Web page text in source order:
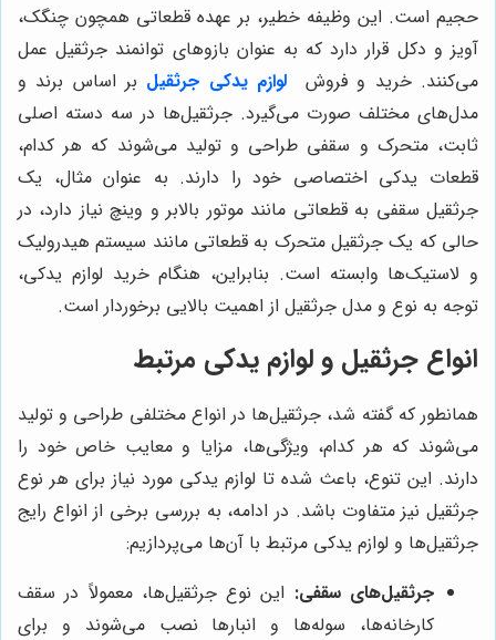
حجیم است. این وظیفه خطیر، بر عهده قطعاتی همچون چنگک،
آویز و دکل قرار دارد که به عنوان بازوهای توانمند جرثقیل عمل
می‌کنند. خرید و فروش
لوازم یدکی جرثقیل بر اساس برند و
مدل‌های مختلف صورت می‌گیرد. جرثقیل‌ها در سه دسته اصلی
ثابت، متحرک و سقفی طراحی و تولید می‌شوند که هر کدام،
قطعات یدکی اختصاصی خود را دارند. به عنوان مثال، یک
جرثقیل سقفی به قطعاتی مانند موتور بالابر و وینچ نیاز دارد، در
حالی که یک جرثقیل متحرک به قطعاتی مانند سیستم هیدرولیک
و لاستیک‌ها وابسته است. بنابراین، هنگام خرید لوازم یدکی،
توجه به نوع و مدل جرثقیل از اهمیت بالایی برخوردار است.
انواع جرثقیل و لوازم یدکی مرتبط
همانطور که گفته شد، جرثقیل‌ها در انواع مختلفی طراحی و تولید
می‌شوند که هر کدام، ویژگی‌ها، مزایا و معایب خاص خود را
دارند. این تنوع، باعث شده تا لوازم یدکی مورد نیاز برای هر نوع
جرثقیل نیز متفاوت باشد. در ادامه، به بررسی برخی از انواع رایج
جرثقیل‌ها و لوازم یدکی مرتبط با آن‌ها می‌پردازیم:
جرثقیل‌های سقفی: این نوع جرثقیل‌ها، معمولاً در سقف
کارخانه‌ها، سوله‌ها و انبارها نصب می‌شوند و برای